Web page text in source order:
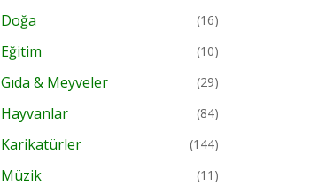
Doğa (16)
Eğitim (10)
Gıda & Meyveler (29)
Hayvanlar (84)
Karikatürler (144)
Müzik (11)